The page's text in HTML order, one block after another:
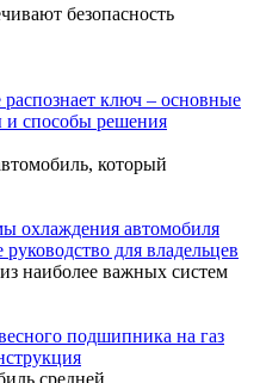
безопасность
ключ – основные
способы решения
который
охлаждения автомобиля
для владельцев
наиболее важных систем
подшипника на газ
средней